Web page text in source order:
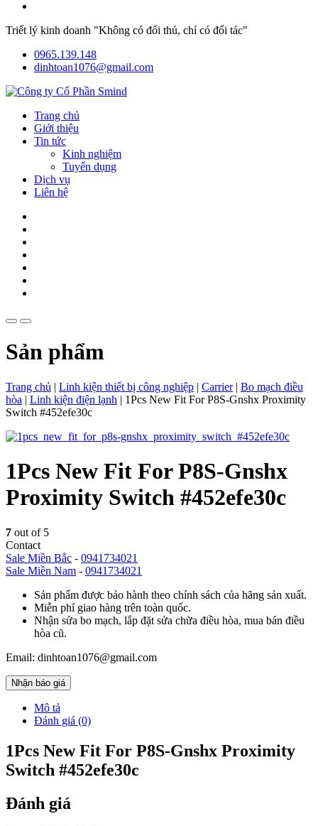
Triết lý kinh doanh "Không có đối thủ, chỉ có đối tác"
0965.139.148
dinhtoan1076@gmail.com
Trang chủ
Giới thiệu
Tin tức
Kinh nghiệm
Tuyển dụng
Dịch vụ
Liên hệ
Sản phẩm
Trang chủ | Linh kiện thiết bị công nghiệp | Carrier| Bo mạch điều
hòa | Linh kiện điện lạnh | 1Pcs New Fit For P8S-Gnshx Proximity
Switch #452efe30c
1Pcs New Fit For P8S-Gnshx
Proximity Switch #452efe30c
7 out of 5
Contact
Sale Miền Bắc - 0941734021
Sale Miền Nam - 0941734021
Sản phẩm được bảo hành theo chính sách của hãng sản xuất.
Miễn phí giao hàng trên toàn quốc.
Nhận sửa bo mạch, lắp đặt sửa chữa điều hòa, mua bán điều
hòa cũ.
Email: dinhtoan1076@gmail.com
Nhận báo giá
Mô tả
Đánh giá (0)
1Pcs New Fit For P8S-Gnshx Proximity
Switch #452efe30c
Đánh giá